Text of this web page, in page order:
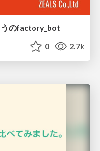
うのfactory_bot
0 2.7k